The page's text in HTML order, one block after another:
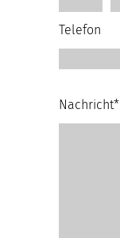
Telefon
Nachricht*